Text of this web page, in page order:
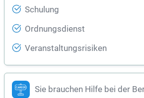
Schulung
Ordnungsdienst
Veranstaltungsrisiken
Sie brauchen Hilfe bei der